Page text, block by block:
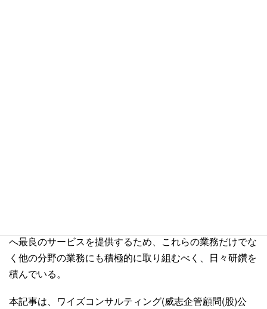
へ最良のサービスを提供するため、これらの業務だけでな
く他の分野の業務にも積極的に取り組むべく、日々研鑽を
積んでいる。
本記事は、ワイズコンサルティング(威志企管顧問(股)公